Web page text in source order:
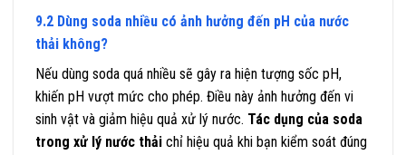
9.2 Dùng soda nhiều có ảnh hưởng đến pH của nước
thải không?
Nếu dùng soda quá nhiều sẽ gây ra hiện tượng sốc pH,
khiến pH vượt mức cho phép. Điều này ảnh hưởng đến vi
sinh vật và giảm hiệu quả xử lý nước. Tác dụng của soda
trong xử lý nước thải chỉ hiệu quả khi bạn kiểm soát đúng